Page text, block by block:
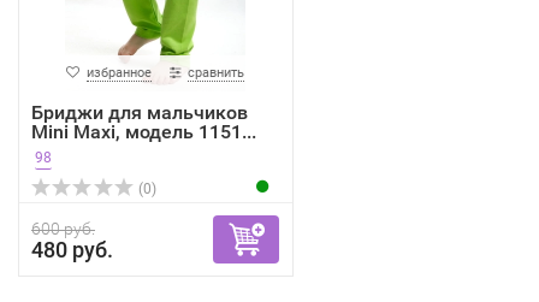
избранное сравнить
Бриджи для мальчиков
Mini Maxi, модель 1151...
98
(0)
600 руб.
480 руб.